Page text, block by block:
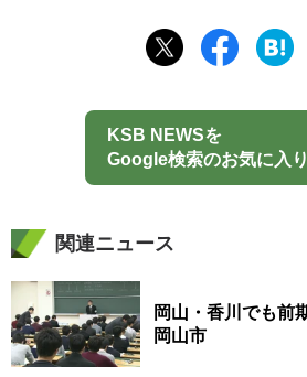
KSB NEWSを
Google検索のお気に入
関連ニュース
岡山・香川でも
岡山市